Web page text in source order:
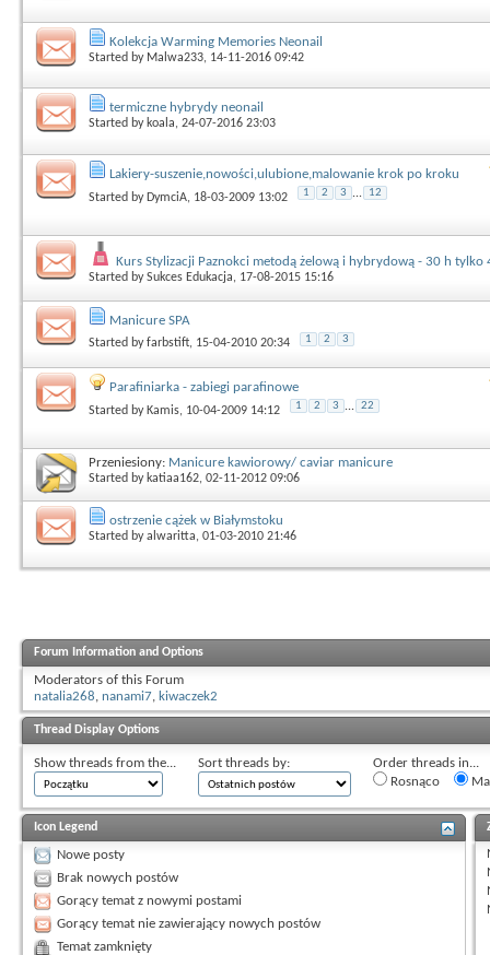
Kolekcja Warming Memories Neonail
Started by Malwa233, 14-11-2016 09:42
termiczne hybrydy neonail
Started by koala, 24-07-2016 23:03
Lakiery-suszenie,nowości,ulubione,malowanie krok po kroku
Started by DymciA, 18-03-2009 13:02 1 2 3 ... 12
Kurs Stylizacji Paznokci metodą żelową i hybrydową - 30 h tylko
Started bySukces Edukacja, 17-08-2015 15:16
Manicure SPA
Started byfarbstift, 15-04-2010 20:34 1 2 3
Parafiniarka - zabiegi parafinowe
Started by Kamis, 10-04-2009 14:12 1 2 3 ... 22
Przeniesiony: Manicure kawiorowy/ caviar manicure
Started by katiaa162, 02-11-2012 09:06
ostrzenie cążek w Białymstoku
Started byalwaritta, 01-03-2010 21:46
Forum Information and Options
Moderators of this Forum
natalia268, nanami7, kiwaczek2
Thread Display Options
Show threads from the... Sort threads by:
Order threads in...
Rosnąco
Icon Legend
Nowe posty
Brak nowych postów
Gorący temat z nowymi postami
Gorący temat nie zawierający nowych postów
Temat zamknięty